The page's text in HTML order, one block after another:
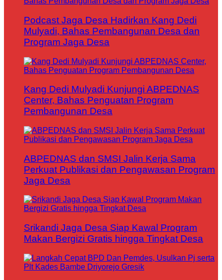
Podcast Jaga Desa Hadirkan Kang Dedi
Mulyadi, Bahas Pembangunan Desa dan
Program Jaga Desa
Kang Dedi Mulyadi Kunjungi ABPEDNAS
Center, Bahas Penguatan Program
Pembangunan Desa
ABPEDNAS dan SMSI Jalin Kerja Sama
Perkuat Publikasi dan Pengawasan Program
Jaga Desa
Srikandi Jaga Desa Siap Kawal Program
Makan Bergizi Gratis hingga Tingkat Desa